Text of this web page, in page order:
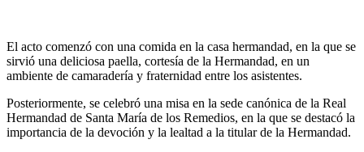
El acto comenzó con una comida en la casa hermandad, en la que se
sirvió una deliciosa paella, cortesía de la Hermandad, en un
ambiente de camaradería y fraternidad entre los asistentes.
Posteriormente, se celebró una misa en la sede canónica de la Real
Hermandad de Santa María de los Remedios, en la que se destacó la
importancia de la devoción y la lealtad a la titular de la Hermandad.